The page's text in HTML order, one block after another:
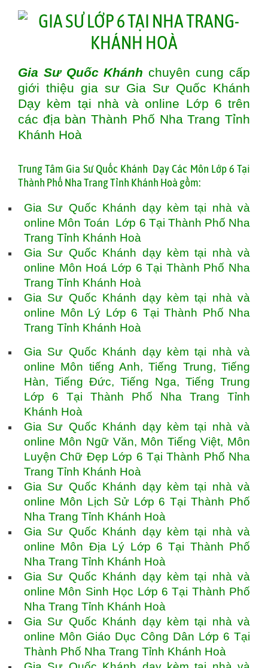
Gia Sư Quốc Khánhchuyên cung cấp
giới thiệu gia sư Gia Sư Quốc Khánh
Dạy kèm tại nhà và online Lớp 6 trên
các địa bànThành Phố Nha Trang Tỉnh
Khánh Hoà
Trung Tâm Gia Sư Quốc Khánh Dạy Các Môn Lớp 6 Tại
Thành Phố Nha Trang Tỉnh Khánh Hoà gồm:
Gia Sư Quốc Khánh dạy kèm tại nhà và
online Môn Toán Lớp 6 Tại Thành Phố Nha
Trang Tỉnh Khánh Hoà
Gia Sư Quốc Khánh dạy kèm tại nhà và
online Môn Hoá Lớp 6 Tại Thành Phố Nha
Trang Tỉnh Khánh Hoà
Gia Sư Quốc Khánh dạy kèm tại nhà và
online Môn Lý Lớp 6 Tại Thành Phố Nha
Trang Tỉnh Khánh Hoà
Gia Sư Quốc Khánh dạy kèm tại nhà và
online Môn tiếng Anh, Tiếng Trung, Tiếng
Hàn, Tiếng Đức, Tiếng Nga, Tiếng Trung
Lớp 6 Tại Thành Phố Nha Trang Tỉnh
Khánh Hoà
Gia Sư Quốc Khánh dạy kèm tại nhà và
online Môn Ngữ Văn, Môn Tiếng Việt, Môn
Luyện Chữ Đẹp Lớp 6 Tại Thành Phố Nha
Trang Tỉnh Khánh Hoà
Gia Sư Quốc Khánh dạy kèm tại nhà và
online Môn Lịch Sử Lớp 6 Tại Thành Phố
Nha Trang Tỉnh Khánh Hoà
Gia Sư Quốc Khánh dạy kèm tại nhà và
online Môn Địa Lý Lớp 6 Tại Thành Phố
Nha Trang Tỉnh Khánh Hoà
Gia Sư Quốc Khánh dạy kèm tại nhà và
online Môn Sinh Học Lớp 6 Tại Thành Phố
Nha Trang Tỉnh Khánh Hoà
Gia Sư Quốc Khánh dạy kèm tại nhà và
online Môn Giáo Dục Công Dân Lớp 6 Tại
Thành Phố Nha Trang Tỉnh Khánh Hoà